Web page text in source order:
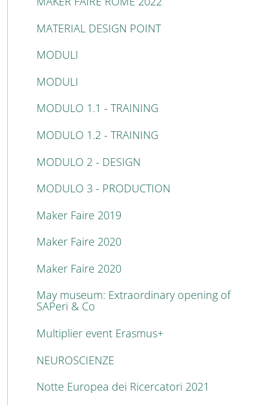
MATERIAL DESIGN POINT
MODULI
MODULI
MODULO 1.1 - TRAINING
MODULO 1.2 - TRAINING
MODULO 2 - DESIGN
MODULO 3 - PRODUCTION
Maker Faire 2019
Maker Faire 2020
Maker Faire 2020
May museum: Extraordinary opening of
SAPeri & Co
Multiplier event Erasmus+
NEUROSCIENZE
Notte Europea dei Ricercatori 2021